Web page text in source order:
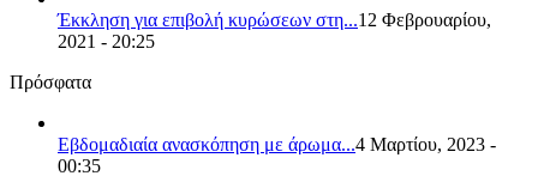
Έκκληση για επιβολή κυρώσεων στη...12 Φεβρουαρίου,
2021 - 20:25
Πρόσφατα
Εβδομαδιαία ανασκόπηση με άρωμα...4 Μαρτίου, 2023 -
00:35